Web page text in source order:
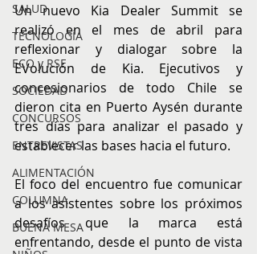
SALUD
TECNOLOGÍA
ECO y RSE
SOCIEDAD
CONCURSOS
ENTREVISTAS
ALIMENTACIÓN
COLUMNA
BUENA MESA
Un nuevo Kia Dealer Summit se
realizó en el mes de abril para
reflexionar y dialogar sobre la
EVolución de Kia. Ejecutivos y
concesionarios de todo Chile se
dieron cita en Puerto Aysén durante
tres días para analizar el pasado y
establecer las bases hacia el futuro.
El foco del encuentro fue comunicar
a los asistentes sobre los próximos
desafíos que la marca está
enfrentando, desde el punto de vista